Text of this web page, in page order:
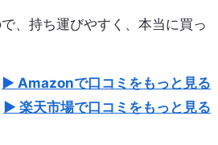
、持ち運びやすく、本当に買っ
Amazonで口コミをもっと見る
楽天市場で口コミをもっと見る